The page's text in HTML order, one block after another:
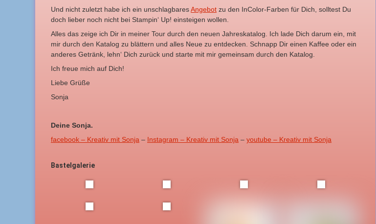
Und nicht zuletzt habe ich ein unschlagbaresAngebot zu den InColor-Farben für Dich, solltest Du
doch lieber noch nicht bei Stampin‘ Up! einsteigen wollen.
Alles das zeige ich Dir in meiner Tour durch den neuen Jahreskatalog. Ich lade Dich darum ein, mit
mir durch den Katalog zu blättern und alles Neue zu entdecken. Schnapp Dir einen Kaffee oder ein
anderes Getränk, lehn‘ Dich zurück und starte mit mir gemeinsam durch den Katalog.
Ich freue mich auf Dich!
Liebe Grüße
Sonja
Deine Sonja.
facebook – Kreativ mit Sonja – Instagram – Kreativ mit Sonja – youtube – Kreativ mit Sonja
Bastelgalerie